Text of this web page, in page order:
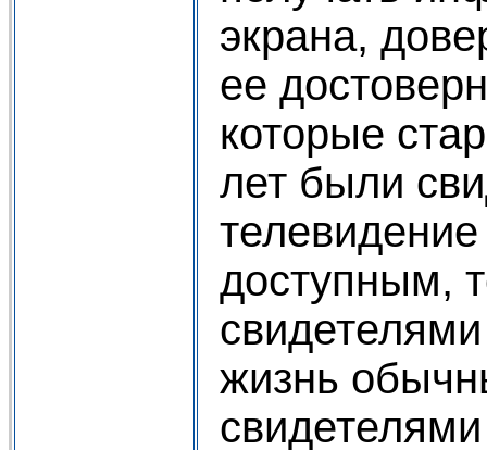
экрана,
ее
которые
лет были
доступным,
жизнь